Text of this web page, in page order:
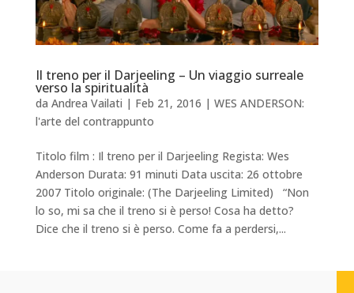
Il treno per il Darjeeling – Un viaggio surreale
verso la spiritualità
da Andrea Vailati | Feb 21, 2016 | WES ANDERSON:
l'arte del contrappunto
Titolo film : Il treno per il Darjeeling Regista: Wes
Anderson Durata: 91 minuti Data uscita: 26 ottobre
2007 Titolo originale: (The Darjeeling Limited) “Non
lo so, mi sa che il treno si è perso! Cosa ha detto?
Dice che il treno si è perso. Come fa a perdersi,...